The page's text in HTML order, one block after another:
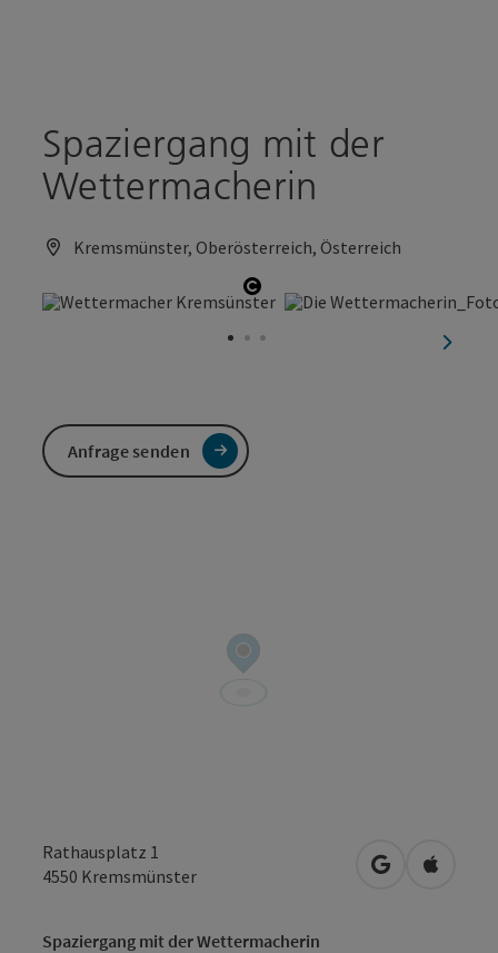
Spaziergang mit der
Wettermacherin
Kremsmünster, Oberösterreich, Österreich
Copyright öffnen
Rathausplatz 1
4550 Kremsmünster in Google
in
Spaziergang mit der Wettermacherin
Anfrage senden